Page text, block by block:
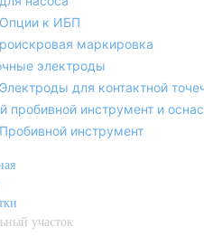
Опции к ИБП
маркировка
электроды
Электроды для контактной
пробивной инструмент и
Пробивной инструмент
участок